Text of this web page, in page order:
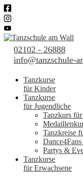
02102 - 26888
info@tanzschule-
Tanzkurse
für Kinder
Tanzkurse
für Jugendliche
Tanzkurs
Tanzkreise
Partys &
Tanzkurse
für Erwachsene